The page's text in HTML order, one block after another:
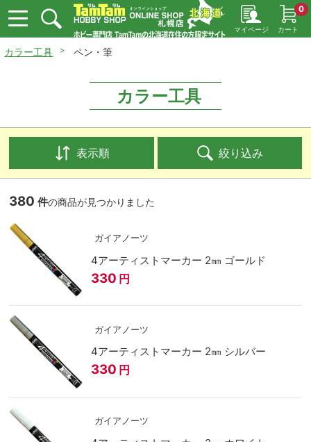
マイページ カート
0
カラー工具 ペン・筆
カラー工具
表示順 絞り込み
380 件の商品が見つかりました
ガイアノーツ
4アーティストマーカー 2㎜ ゴールド
330 円
ガイアノーツ
4アーティストマーカー 2㎜ シルバー
330 円
ガイアノーツ